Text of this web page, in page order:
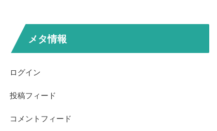
メタ情報
ログイン
投稿フィード
コメントフィード